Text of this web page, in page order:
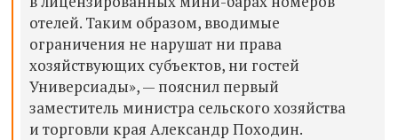
отелей. Таким образом, вводимые
ограничения не нарушат ни права
хозяйствующих субъектов, ни гостей
Универсиады», — пояснил первый
заместитель министра сельского хозяйства
и торговли края Александр Походин.